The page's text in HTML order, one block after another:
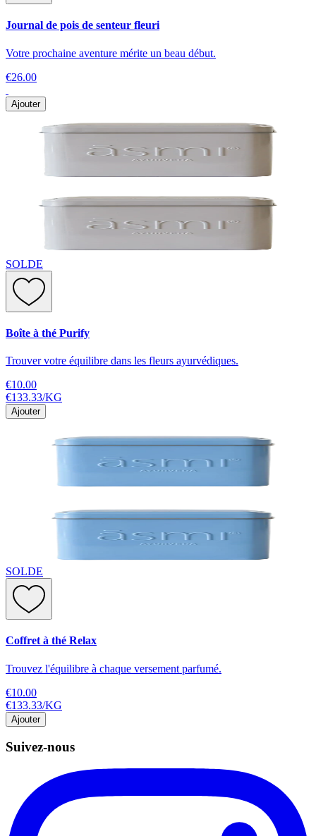
Journal de pois de senteur fleuri
Votre prochaine aventure mérite un beau début.
€26.00
Ajouter
SOLDE
Boîte à thé Purify
Trouver votre équilibre dans les fleurs ayurvédiques.
€10.00
€133.33/KG
Ajouter
SOLDE
Coffret à thé Relax
Trouvez l'équilibre à chaque versement parfumé.
€10.00
€133.33/KG
Ajouter
Suivez-nous